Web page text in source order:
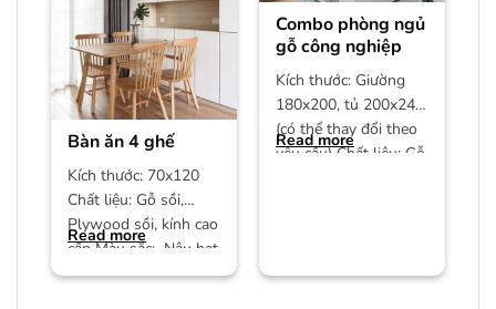
Bàn ăn 4 ghế
Kích thước: 70x120
Chất liệu: Gỗ sồi,
Plywood sồi, kính cao
cấp Màu sắc: Nâu hạt
dẻ/màu trần Bảo
Read more
Combo phòng ngủ
gỗ công nghiệp
Kích thước: Giường
180x200, tủ 200x240
(có thể thay đổi theo
yêu cầu) Chất liệu: Gỗ
Read more